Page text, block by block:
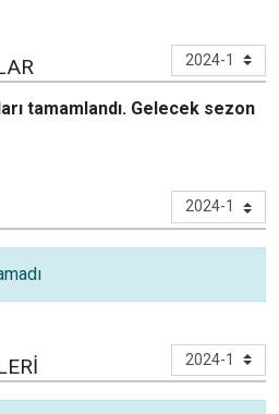
tamamlandı. Gelecek sezon